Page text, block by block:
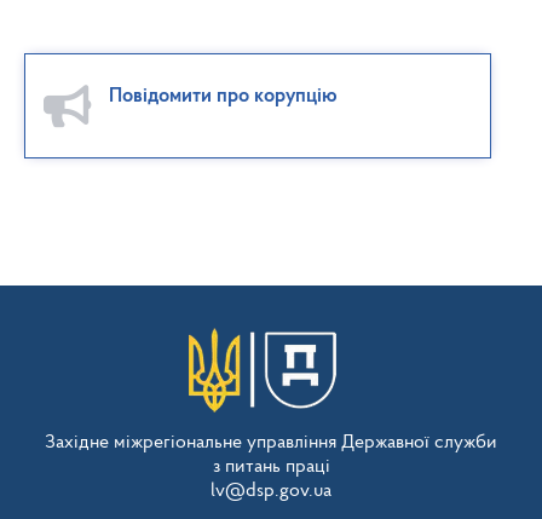
Повідомити про корупцію
Західне міжрегіональне управління Державної служби
з питань праці
lv@dsp.gov.ua